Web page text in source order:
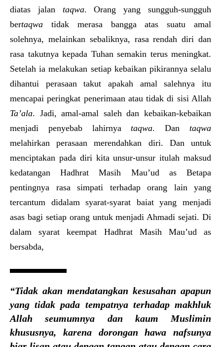
diatas jalan taqwa. Orang yang sungguh-sungguh
bertaqwa tidak merasa bangga atas suatu amal
solehnya, melainkan sebaliknya, rasa rendah diri dan
rasa takutnya kepada Tuhan semakin terus meningkat.
Setelah ia melakukan setiap kebaikan pikirannya selalu
dihantui perasaan takut apakah amal salehnya itu
mencapai peringkat penerimaan atau tidak di sisi Allah
Ta’ala. Jadi, amal-amal saleh dan kebaikan-kebaikan
menjadi penyebab lahirnyataqwa. Dantaqwa
melahirkan perasaan merendahkan diri. Dan untuk
menciptakan pada diri kita unsur-unsur itulah maksud
kedatangan Hadhrat Masih Mau’ud as Betapa
pentingnya rasa simpati terhadap orang lain yang
tercantum didalam syarat-syarat baiat yang menjadi
asas bagi setiap orang untuk menjadi Ahmadi sejati. Di
dalam syarat keempat Hadhrat Masih Mau’ud as
bersabda,
“Tidak akan mendatangkan kesusahan apapun
yang tidak pada tempatnya terhadap makhluk
Allah seumumnya dan kaum Muslimin
khususnya, karena dorongan hawa nafsunya